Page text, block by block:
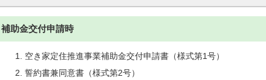
補助金交付申請時
空き家定住推進事業補助金交付申請書（様式第1号）
誓約書兼同意書（様式第2号）